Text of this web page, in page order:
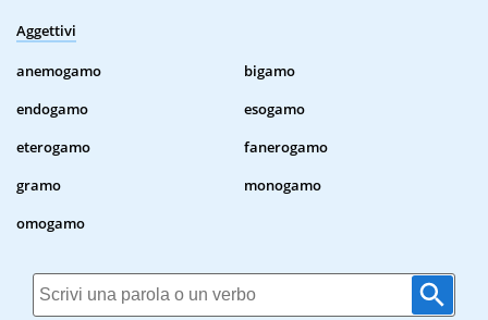
Aggettivi
anemogamo
bigamo
endogamo
esogamo
eterogamo
fanerogamo
gramo
monogamo
omogamo